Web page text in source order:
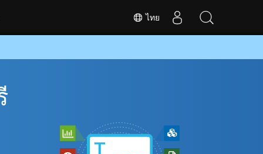
ไทย